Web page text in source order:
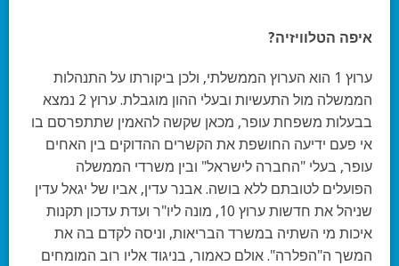
איפה הטלוויזיה?
ערוץ 1 הוא הערוץ הממשלתי, ולכן ביקורתו על התנהלות
הממשלה מול התעשיות ובעלי ההון מוגבלת. ערוץ 2 נמצא
בבעלות משפחת עופר, מכאן שקשה להאמין שתתפרסם בו
אי פעם ידיעה החושפת את הקשרים ההדוקים בין האחים
עופר, בעלי "החברה לישראל" ובין משרדי הממשלה
הפועלים לטובתם ללא בושה. אבנר עדין, אביו של יגאל עדין
שניהל את חדשות ערוץ 10, מונה ליו"ר ועדת עדכון תקנות
איכות מי השתיה במשרד הבריאות, וניסה לקדם בה את
המשך ה"הפלרה". אולם כאמור, בניגוד אליו רוב המומחים